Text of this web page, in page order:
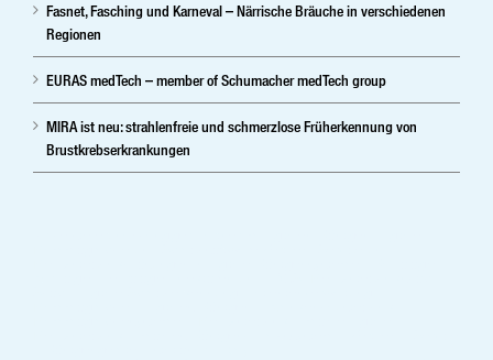
Fasnet, Fasching und Karneval – Närrische Bräuche in verschiedenen
Regionen
EURAS medTech – member of Schumacher medTech group
MIRA ist neu: strahlenfreie und schmerzlose Früherkennung von
Brustkrebserkrankungen